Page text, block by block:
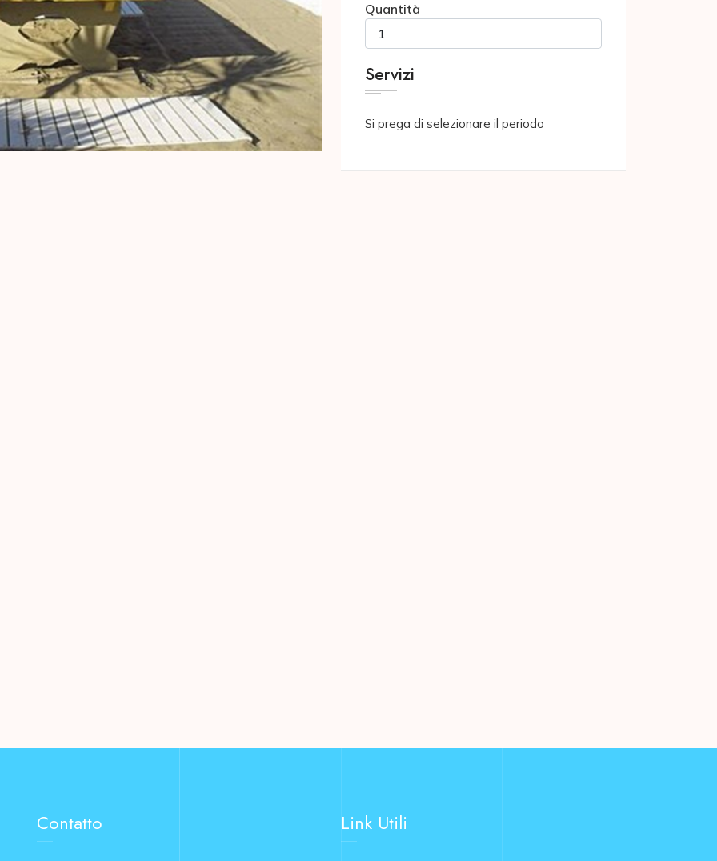
Quantità
Servizi
Si prega di selezionare il periodo
Contatto Link Utili